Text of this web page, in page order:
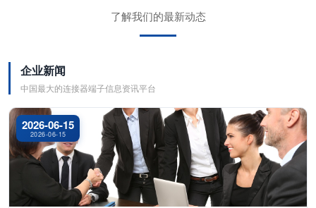
了解我们的最新动态
企业新闻
中国最大的连接器端子信息资讯平台
2026-06-15
2026-06-15